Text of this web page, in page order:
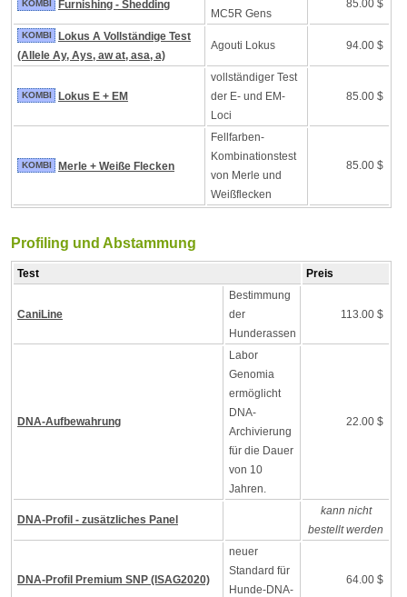
KOMBI Furnishing - Shedding
MC5R Gens
85.00 $
KOMBI
Lokus A Vollständige Test
(Allele Ay, Ays, aw at, asa, a)
Agouti Lokus 94.00 $
KOMBI Lokus E + EM
vollständiger Test
der E- und EM-
Loci
85.00 $
KOMBI Merle + Weiße Flecken
Fellfarben-
Kombinationstest
von Merle und
Weißflecken
85.00 $
Profiling und Abstammung
Test Preis
CaniLine
Bestimmung
der
Hunderassen
113.00 $
DNA-Aufbewahrung
Labor
Genomia
ermöglicht
DNA-
Archivierung
für die Dauer
von 10
Jahren.
22.00 $
DNA-Profil - zusätzliches Panel
kann nicht
bestellt werden
DNA-Profil Premium SNP (ISAG2020)
neuer
Standard für
Hunde-DNA-
64.00 $